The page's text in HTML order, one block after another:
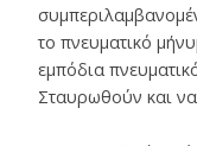
το πνευματικό
εμπόδια
Σταυρωθούν και